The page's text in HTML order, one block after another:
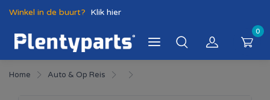
Winkel in de buurt? Klik hier
0
Home Auto & Op Reis